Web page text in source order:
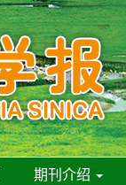
期刊介绍